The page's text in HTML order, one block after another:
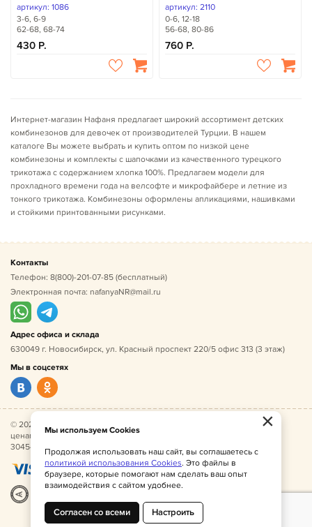
артикул: 1086
3-6, 6-9
62-68, 68-74
430
артикул: 2110
0-6, 12-18
56-68, 80-86
760
Интернет-магазин Нафаня предлагает широкий ассортимент детских
комбинезонов для девочек от производителей Турции. В нашем
каталоге Вы можете выбрать и купить оптом по низкой цене
комбинезоны и комплекты с шапочками из качественного турецкого
трикотажа с содержанием хлопка 100%. Предлагаем модели для
прохладного времени года на велсофте и микрофайбере и летние из
тонкого трикотажа. Комбинезоны оформлены апликациями, нашивками
и стойкими принтованными рисунками.
Контакты
Телефон: 8(800)-201-07-85 (бесплатный)
Электронная почта: nafanyaNR@mail.ru
Адрес офиса и склада
630049 г. Новосибирск, ул. Красный проспект 220/5 офис 313 (3 этаж)
Мы в соцсетях
© 2026 Нафаня — оптовые поставки детской одежды по
ценам производителя. ИНН 541005493544, ОГРН
304541027500052.
×
Мы используем Cookies
Продолжая использовать наш сайт, вы соглашаетесь с
политикой использования Cookies. Это файлы в
браузере, которые помогают нам сделать ваш опыт
взаимодействия с сайтом удобнее.
Согласен со всеми Настроить